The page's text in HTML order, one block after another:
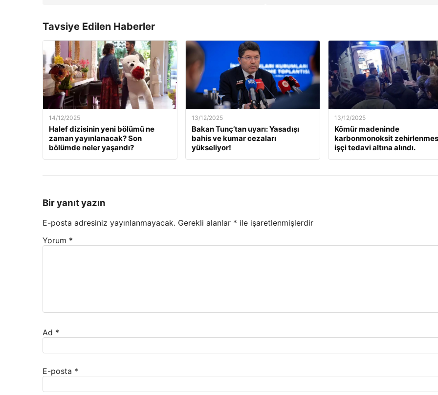
Tavsiye Edilen Haberler
14/12/2025
Halef dizisinin yeni bölümü ne
zaman yayınlanacak? Son
bölümde neler yaşandı?
13/12/2025
Bakan Tunç’tan uyarı: Yasadışı
bahis ve kumar cezaları
yükseliyor!
13/12/2025
Kömür madeninde
karbonmonoksit
işçi tedavi altına alındı.
Bir yanıt yazın
E-posta adresiniz yayınlanmayacak. Gerekli alanlar * ile işaretlenmişlerdir
Yorum *
Ad *
E-posta *